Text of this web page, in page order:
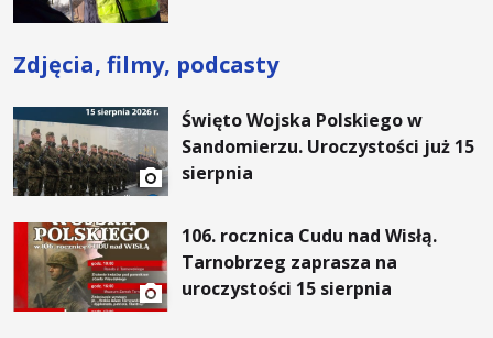
Zdjęcia, filmy, podcasty
Święto Wojska Polskiego w
Sandomierzu. Uroczystości już 15
sierpnia
106. rocznica Cudu nad Wisłą.
Tarnobrzeg zaprasza na
uroczystości 15 sierpnia